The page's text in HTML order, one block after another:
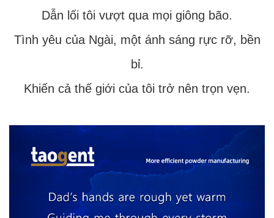
Dẫn lối tôi vượt qua mọi giông bão.
Tình yêu của Ngài, một ánh sáng rực rỡ, bền
bỉ.
Khiến cả thế giới của tôi trở nên trọn vẹn.